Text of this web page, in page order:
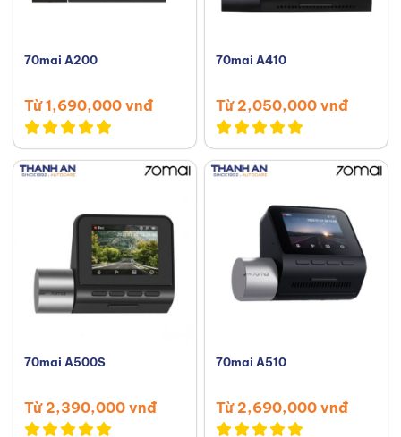
70mai A200
Từ 1,690,000 vnđ
70mai A410
Từ 2,050,000 vnđ
70mai A500S
Từ 2,390,000 vnđ
70mai A510
Từ 2,690,000 vnđ